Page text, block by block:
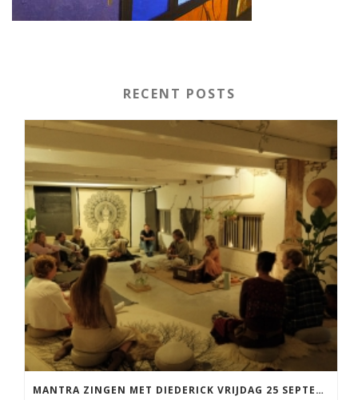
RECENT POSTS
MANTRA ZINGEN MET DIEDERICK VRIJDAG 25 SEPTEMBER EN 20 NOVEMBER